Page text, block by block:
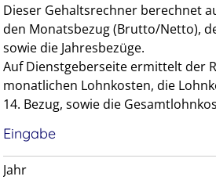
Dieser Gehaltsrechner berechnet
den Monatsbezug (Brutto/Netto),
sowie die Jahresbezüge.
Auf Dienstgeberseite ermittelt der
monatlichen Lohnkosten, die
14. Bezug, sowie die
Eingabe
Jahr